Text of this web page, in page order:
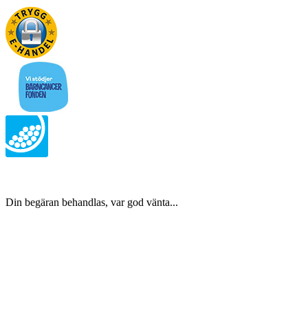
Din begäran behandlas, var god vänta...